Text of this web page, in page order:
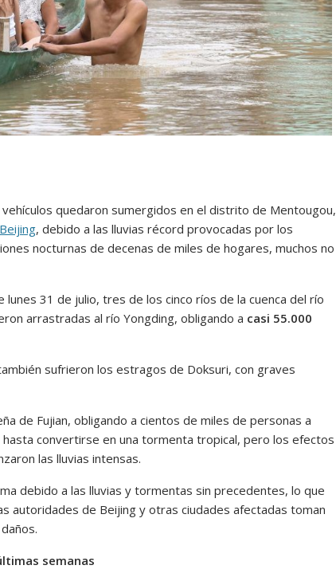
quedaron sumergidos en el distrito de Mentougou,
Beijing, debido a las lluvias récord provocadas por los
nocturnas de decenas de miles de hogares, muchos no
31 de julio, tres de los cinco ríos de la cuenca del río
arrastradas al río Yongding, obligando a casi 55.000
sufrieron los estragos de Doksuri, con graves
de Fujian, obligando a cientos de miles de personas a
convertirse en una tormenta tropical, pero los efectos
las lluvias intensas.
debido a las lluvias y tormentas sin precedentes, lo que
autoridades de Beijing y otras ciudades afectadas toman
semanas